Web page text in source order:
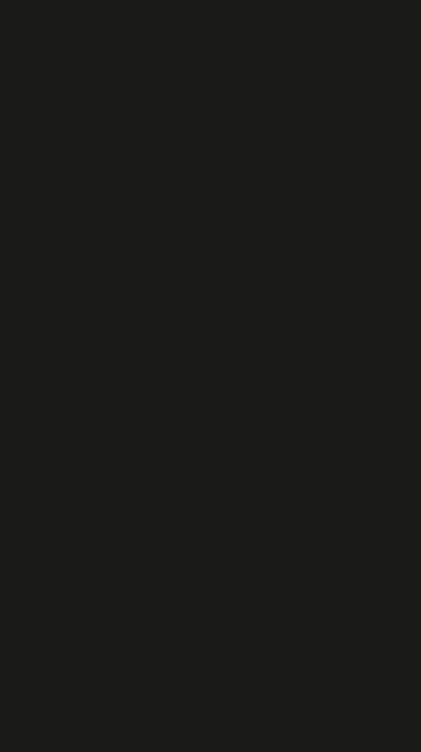
momentos na temporada. Teve
MG
da “ESPN”, há um problema claro.
dentro de campo vive dilema, da
da torcida.
que o Botafogo ainda não
que a realidade exige.
em buscar o ataque, mesmo
chances. Vive entre a realidade
mas precavida, mais consistente
o América-MG, que é um bom time
no Brasileiro foi jogar com o
jogar com o São Paulo, se tranco –